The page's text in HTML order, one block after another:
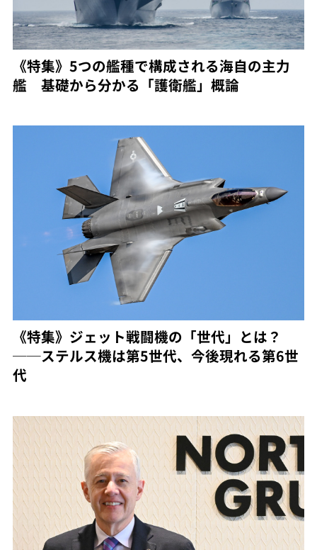
《特集》5つの艦種で構成される海自の主力
艦 基礎から分かる「護衛艦」概論
《特集》ジェット戦闘機の「世代」とは？
──ステルス機は第5世代、今後現れる第6世
代